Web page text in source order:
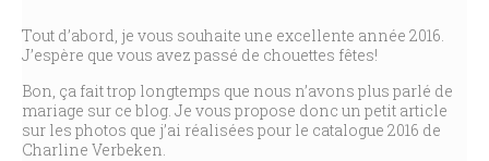
Tout d’abord, je vous souhaite une excellente année 2016.
J’espère que vous avez passé de chouettes fêtes!
Bon, ça fait trop longtemps que nous n’avons plus parlé de
mariage sur ce blog. Je vous propose donc un petit article
sur les photos que j’ai réalisées pour le catalogue 2016 de
Charline Verbeken.